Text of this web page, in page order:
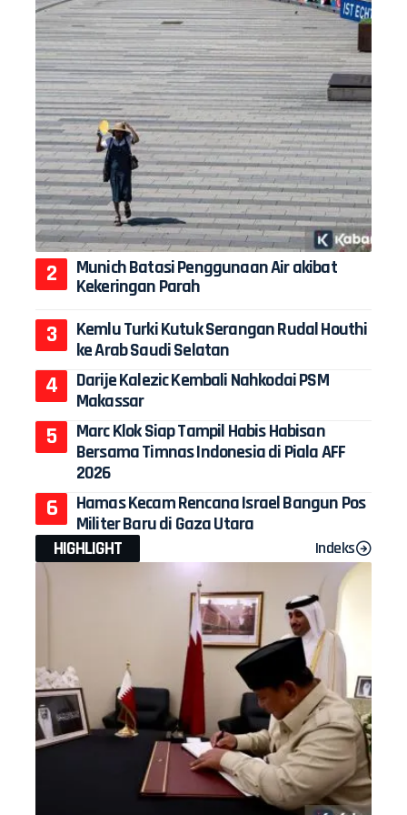
Munich Batasi Penggunaan Air akibat
Kekeringan Parah
Kemlu Turki Kutuk Serangan Rudal Houthi
ke Arab Saudi Selatan
Darije Kalezic Kembali Nahkodai PSM
Makassar
Marc Klok Siap Tampil Habis Habisan
Bersama Timnas Indonesia di Piala AFF
2026
Hamas Kecam Rencana Israel Bangun Pos
Militer Baru di Gaza Utara
HIGHLIGHT
Indeks